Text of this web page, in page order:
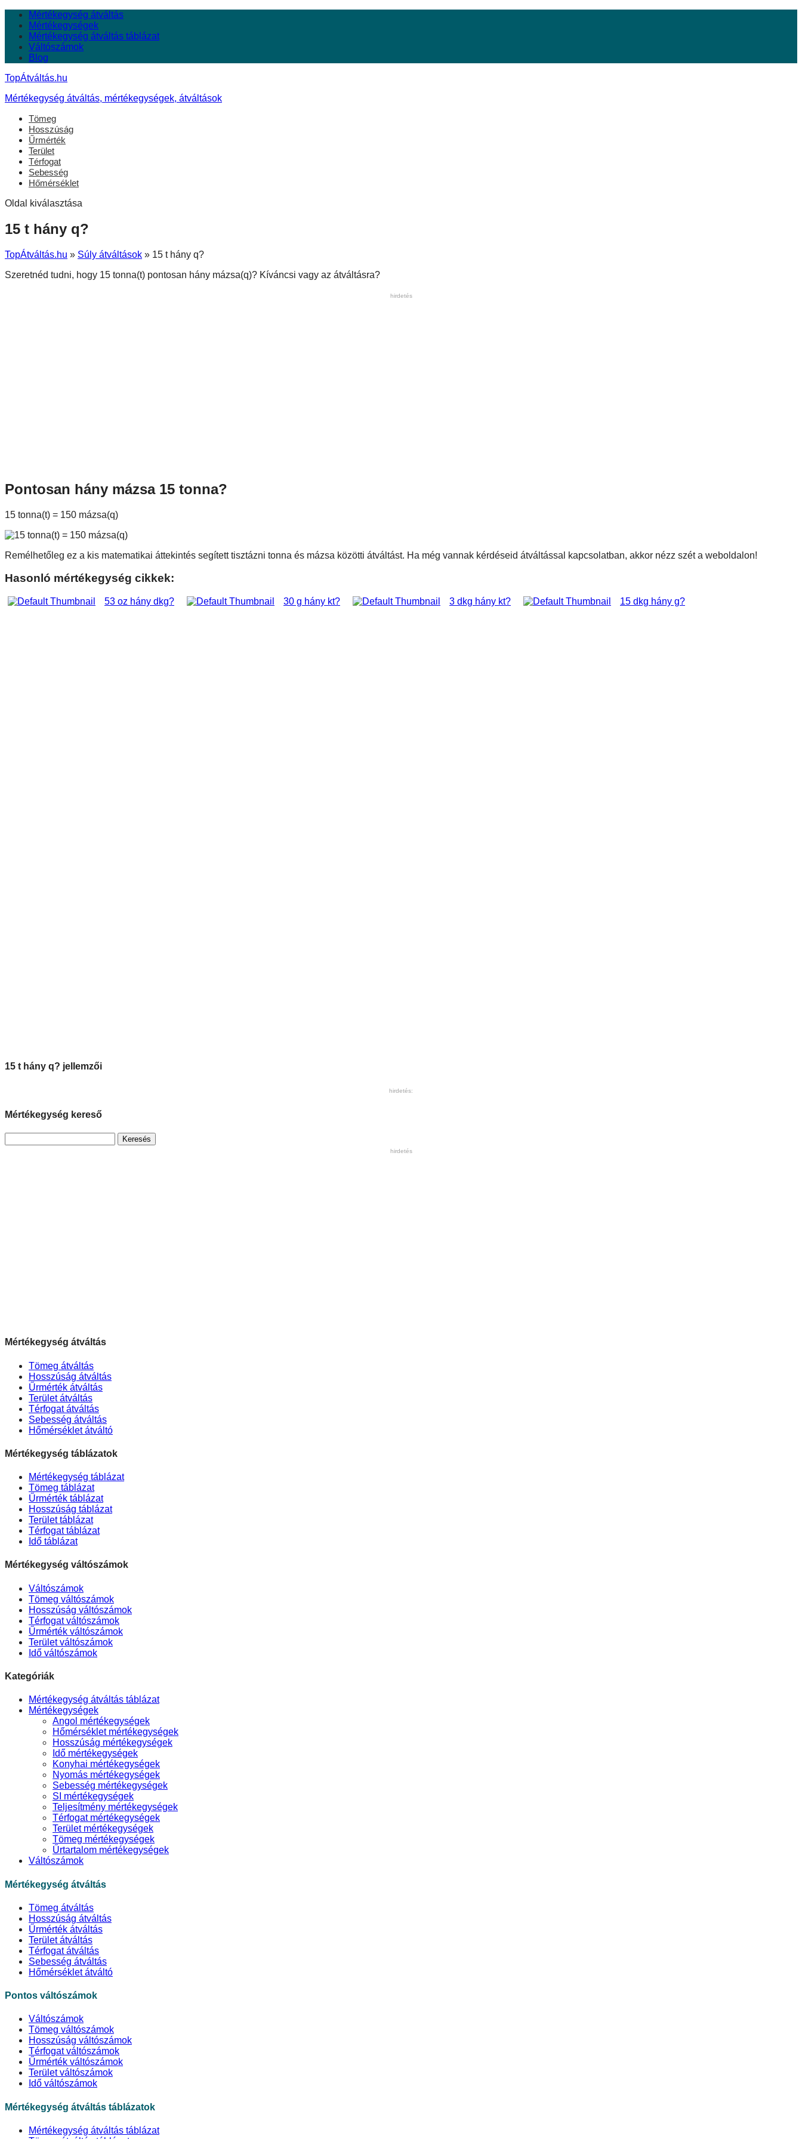
Mértékegység átváltás
Mértékegységek
Mértékegység átváltás táblázat
Váltószámok
Blog
TopÁtváltás.hu
Mértékegység átváltás, mértékegységek, átváltások
Tömeg
Hosszúság
Űrmérték
Terület
Térfogat
Sebesség
Hőmérséklet
Oldal kiválasztása
15 t hány q?
TopÁtváltás.hu » Súly átváltások » 15 t hány q?
Szeretnéd tudni, hogy 15 tonna(t) pontosan hány mázsa(q)? Kíváncsi vagy az átváltásra?
hirdetés
Pontosan hány mázsa 15 tonna?
15 tonna(t) = 150 mázsa(q)
Remélhetőleg ez a kis matematikai áttekintés segített tisztázni tonna és mázsa közötti átváltást. Ha még vannak kérdéseid átváltással kapcsolatban, akkor nézz szét a weboldalon!
Hasonló mértékegység cikkek:
53 oz hány dkg? 30 g hány kt? 3 dkg hány kt? 15 dkg hány g?
15 t hány q? jellemzői
hirdetés:
Mértékegység kereső
hirdetés
Mértékegység átváltás
Tömeg átváltás
Hosszúság átváltás
Űrmérték átváltás
Terület átváltás
Térfogat átváltás
Sebesség átváltás
Hőmérséklet átváltó
Mértékegység táblázatok
Mértékegység táblázat
Tömeg táblázat
Űrmérték táblázat
Hosszúság táblázat
Terület táblázat
Térfogat táblázat
Idő táblázat
Mértékegység váltószámok
Váltószámok
Tömeg váltószámok
Hosszúság váltószámok
Térfogat váltószámok
Űrmérték váltószámok
Terület váltószámok
Idő váltószámok
Kategóriák
Mértékegység átváltás táblázat
Mértékegységek
Angol mértékegységek
Hőmérséklet mértékegységek
Hosszúság mértékegységek
Idő mértékegységek
Konyhai mértékegységek
Nyomás mértékegységek
Sebesség mértékegységek
SI mértékegységek
Teljesítmény mértékegységek
Térfogat mértékegységek
Terület mértékegységek
Tömeg mértékegységek
Űrtartalom mértékegységek
Váltószámok
Mértékegység átváltás
Tömeg átváltás
Hosszúság átváltás
Űrmérték átváltás
Terület átváltás
Térfogat átváltás
Sebesség átváltás
Hőmérséklet átváltó
Pontos váltószámok
Váltószámok
Tömeg váltószámok
Hosszúság váltószámok
Térfogat váltószámok
Űrmérték váltószámok
Terület váltószámok
Idő váltószámok
Mértékegység átváltás táblázatok
Mértékegység átváltás táblázat